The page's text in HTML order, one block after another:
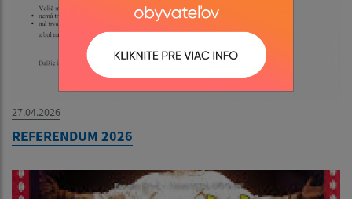
27.04.2026
REFERENDUM 2026